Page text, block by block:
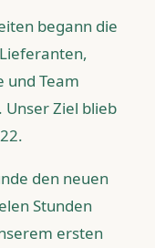
begann die
und Team
Ziel blieb
den neuen
Stunden
ersten